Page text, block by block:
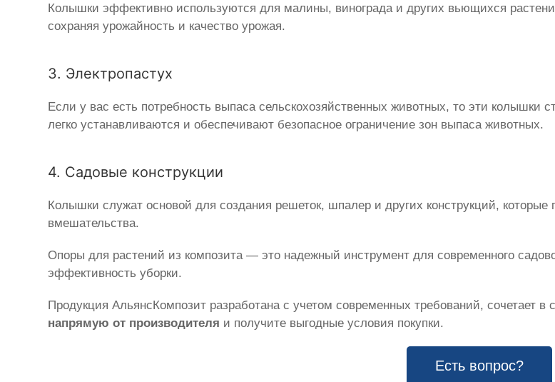
Колышки эффективно используются для малины, винограда и других вьющихся
сохраняя урожайность и качество урожая.
3. Электропастух
Если у вас есть потребность выпаса сельскохозяйственных животных, то эти
легко устанавливаются и обеспечивают безопасное ограничение зон выпаса животных.
4. Садовые конструкции
Колышки служат основой для создания решеток, шпалер и других конструкций,
вмешательства.
Опоры для растений из композита — это надежный инструмент для современного
эффективность уборки.
Продукция АльянсКомпозит разработана с учетом современных требований, сочетает в
напрямую от производителя и получите выгодные условия покупки.
Есть вопрос?